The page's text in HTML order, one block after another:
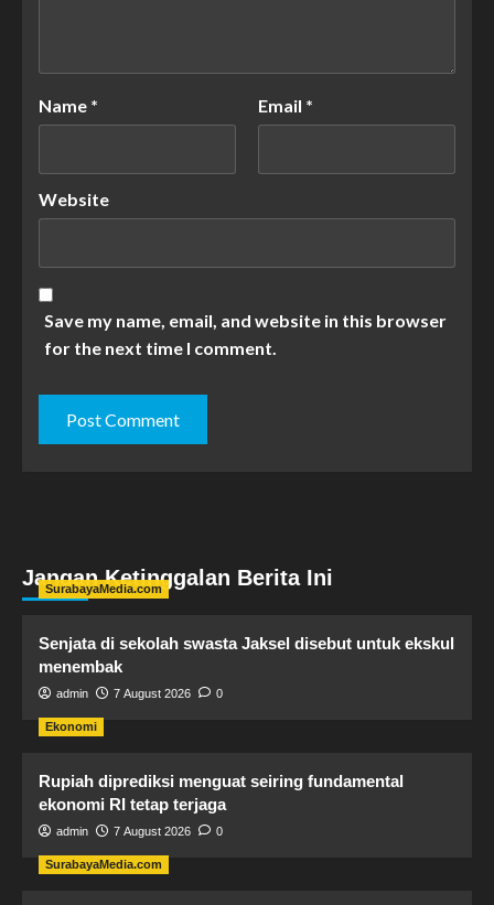
Name * Email *
Website
Save my name, email, and website in this browser
for the next time I comment.
Jangan Ketinggalan Berita Ini
SurabayaMedia.com
Senjata di sekolah swasta Jaksel disebut untuk ekskul
menembak
admin 7 August 2026 0
Ekonomi
Rupiah diprediksi menguat seiring fundamental
ekonomi RI tetap terjaga
admin 7 August 2026 0
SurabayaMedia.com